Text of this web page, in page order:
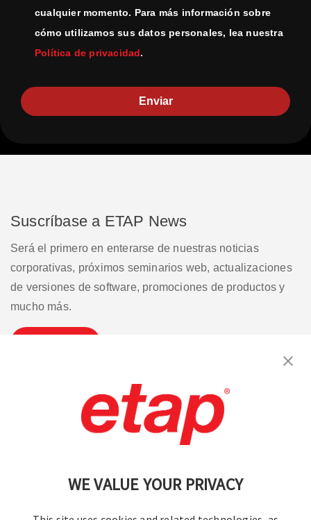
WE VALUE YOUR PRIVACY
cualquier momento. Para más información sobre
cómo utilizamos sus datos personales, lea nuestra
Política de privacidad.
Enviar
Suscríbase a ETAP News
Será el primero en enterarse de nuestras noticias
corporativas, próximos seminarios web, actualizaciones
de versiones de software, promociones de productos y
mucho más.
Contáctenos | Condiciones de uso
política de privacidad Mapa del sitio